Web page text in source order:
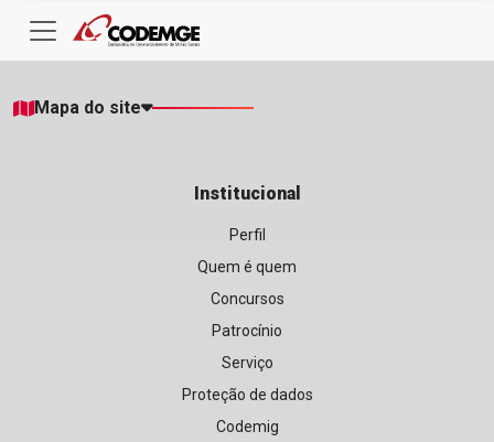
Mapa do site
Institucional
Perfil
Quem é quem
Concursos
Patrocínio
Serviço
Proteção de dados
Codemig